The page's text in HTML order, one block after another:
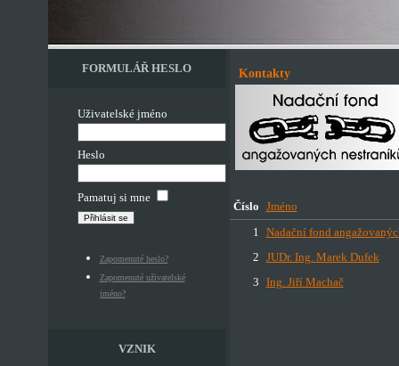
FORMULÁŘ HESLO
Uživatelské jméno
Heslo
Pamatuj si mne
Zapomenuté heslo?
Zapomenuté uživatelské
jméno?
VZNIK
Kontakty
Číslo Jméno
1 Nadační fond
2 JUDr. Ing. Marek Dufek
3 Ing. Jiří Machač